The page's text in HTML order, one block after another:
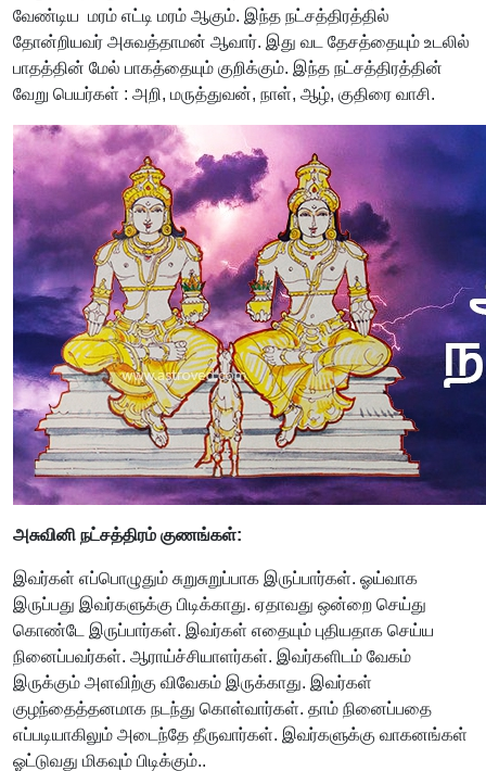
வேண்டிய மரம் எட்டி மரம் ஆகும். இந்த நட்சத்திரத்தில்
தோன்றியவர் அசுவத்தாமன் ஆவார். இது வட தேசத்தையும் உடலில்
பாதத்தின் மேல் பாகத்தையும் குறிக்கும். இந்த நட்சத்திரத்தின்
வேறு பெயர்கள் : அறி, மருத்துவன், நாள், ஆழ், குதிரை வாசி.
அசுவினி நட்சத்திரம் குணங்கள்:
இவர்கள் எப்பொழுதும் சுறுசுறுப்பாக இருப்பார்கள். ஓய்வாக
இருப்பது இவர்களுக்கு பிடிக்காது. ஏதாவது ஒன்றை செய்து
கொண்டே இருப்பார்கள். இவர்கள் எதையும் புதியதாக செய்ய
நினைப்பவர்கள். ஆராய்ச்சியாளர்கள். இவர்களிடம் வேகம்
இருக்கும் அளவிற்கு விவேகம் இருக்காது. இவர்கள்
குழந்தைத்தனமாக நடந்து கொள்வார்கள். தாம் நினைப்பதை
எப்படியாகிலும் அடைந்தே தீருவார்கள். இவர்களுக்கு வாகனங்கள்
ஓட்டுவது மிகவும் பிடிக்கும்..